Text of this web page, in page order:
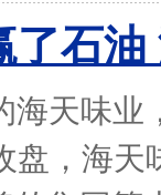
了石
海天味业
盘，海